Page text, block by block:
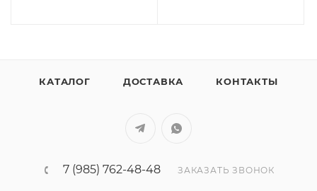
КАТАЛОГ ДОСТАВКА КОНТАКТЫ
7 (985) 762-48-48 ЗАКАЗАТЬ ЗВОНОК